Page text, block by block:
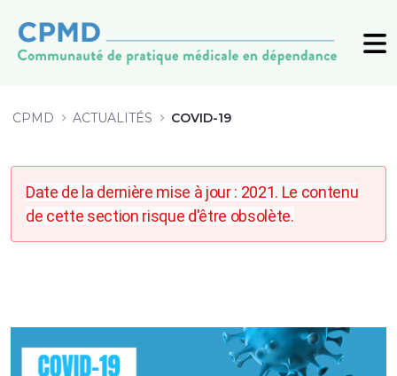
CPMD ACTUALITÉS COVID-19
Date de la dernière mise à jour : 2021. Le contenu
de cette section risque d'être obsolète.